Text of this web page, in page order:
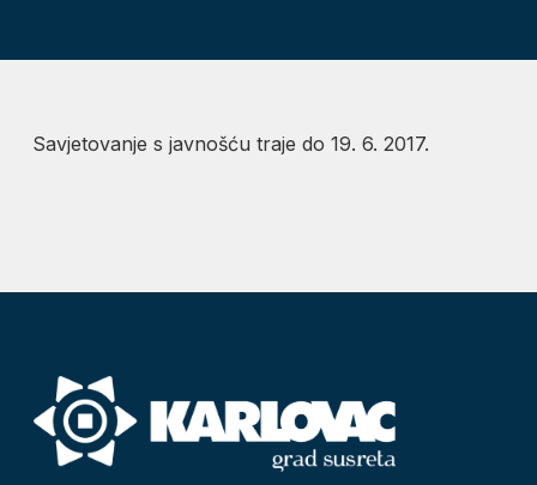
Savjetovanje s javnošću traje do 19. 6. 2017.